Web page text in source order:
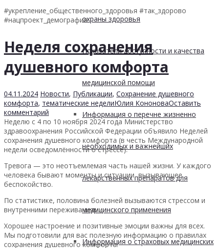
охраны здоровья
Показатели доступности и качества
медицинской помощи
Информация о перечне жизненно
необходимых и важнейших
лекарственных препаратов для
медицинского применения
Информация о страховых медицинских
#укрепление_общественного_здоровья #так_здорово
#нацпроект_демография
Неделя сохранения
душевного комфорта
04.11.2024 Новости, Публикации, Сохранение душевного
комфорта, тематические неделиЮлия КононоваОставить
комментарий
Неделю с 4 по 10 ноября 2024 года Министерство
здравоохранения Российской Федерации объявило Неделей
сохранения душевного комфорта (в честь Международной
недели осведомлённости о стрессе).
Тревога — это неотъемлемая часть нашей жизни. У каждого
человека бывают моменты и ситуации, вызывающее
беспокойство.
По статистике, половина болезней вызываются стрессом и
внутренними переживаниями.
Хорошее настроение и позитивные эмоции важны для всех.
Мы подготовили для вас полезную информацию о правилах
сохранения душевного комфорта.